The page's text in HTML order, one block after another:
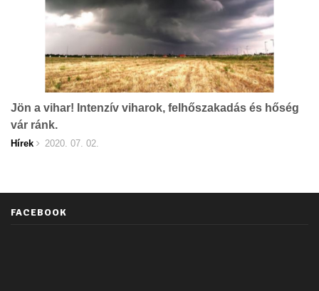
Jön a vihar! Intenzív viharok, felhőszakadás és hőség
vár ránk.
Hírek 2020. 07. 02.
FACEBOOK